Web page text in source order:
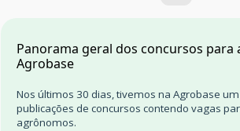
Panorama geral dos concursos para
Agrobase
Nos últimos 30 dias, tivemos na Agrobase
publicações de concursos contendo vagas
agrônomos.